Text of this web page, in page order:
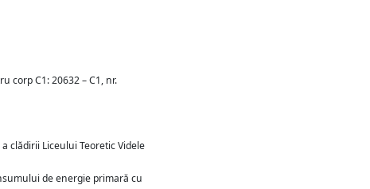
corp C1: 20632 – C1, nr.
clădirii Liceului Teoretic Videle
de energie primară cu